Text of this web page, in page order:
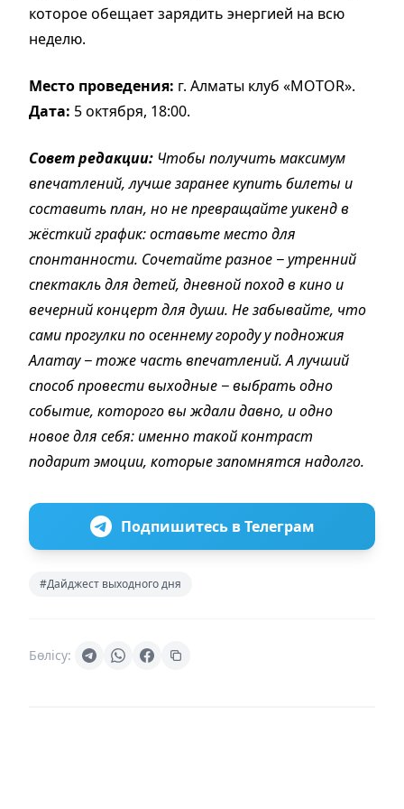
которое обещает зарядить энергией на всю
неделю.
Место проведения: г. Алматы клуб «MOTOR».
Дата: 5 октября, 18:00.
Совет редакции: Чтобы получить максимум
впечатлений, лучше заранее купить билеты и
составить план, но не превращайте уикенд в
жёсткий график: оставьте место для
спонтанности. Сочетайте разное − утренний
спектакль для детей, дневной поход в кино и
вечерний концерт для души. Не забывайте, что
сами прогулки по осеннему городу у подножия
Алатау − тоже часть впечатлений. А лучший
способ провести выходные − выбрать одно
событие, которого вы ждали давно, и одно
новое для себя: именно такой контраст
подарит эмоции, которые запомнятся надолго.
Подпишитесь в Телеграм
#Дайджест выходного дня
Бөлісу: